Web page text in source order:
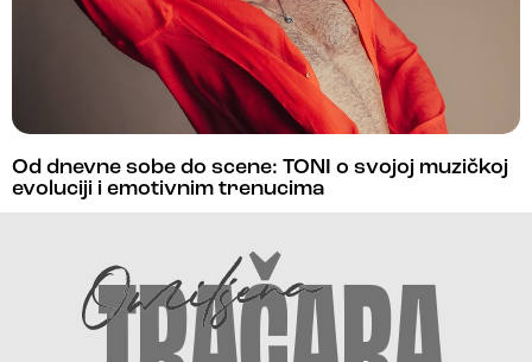
Od dnevne sobe do scene: TONI o svojoj muzičkoj
evoluciji i emotivnim trenucima